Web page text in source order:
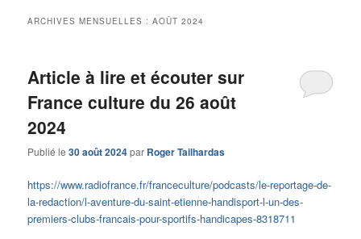
ARCHIVES MENSUELLES :AOÛT 2024
Article à lire et écouter sur
France culture du 26 août
2024
Publié le30 août 2024par Roger Tailhardas
https://www.radiofrance.fr/franceculture/podcasts/le-reportage-de-
la-redaction/l-aventure-du-saint-etienne-handisport-l-un-des-
premiers-clubs-francais-pour-sportifs-handicapes-8318711